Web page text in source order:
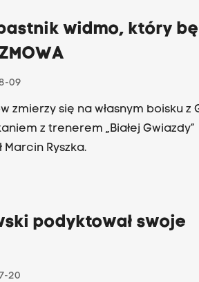
widmo, który
09
zmierzy się na własnym boisku z
z trenerem „Białej Gwiazdy”
Ryszka.
podyktował swoje
20